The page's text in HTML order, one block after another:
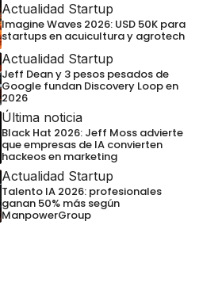
Actualidad Startup
Imagine Waves 2026: USD 50K para
startups en acuicultura y agrotech
Actualidad Startup
Jeff Dean y 3 pesos pesados de
Google fundan Discovery Loop en
2026
Última noticia
Black Hat 2026: Jeff Moss advierte
que empresas de IA convierten
hackeos en marketing
Actualidad Startup
Talento IA 2026: profesionales
ganan 50% más según
ManpowerGroup